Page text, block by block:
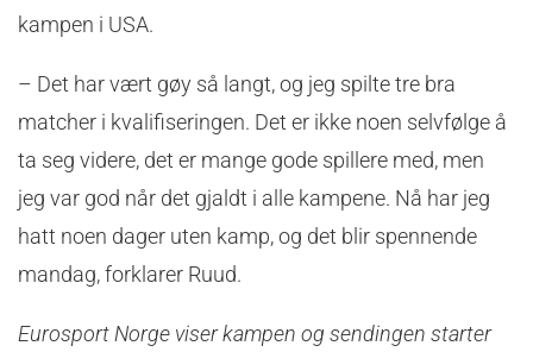
kampen i USA.
– Det har vært gøy så langt, og jeg spilte tre bra
matcher i kvalifiseringen. Det er ikke noen selvfølge å
ta seg videre, det er mange gode spillere med, men
jeg var god når det gjaldt i alle kampene. Nå har jeg
hatt noen dager uten kamp, og det blir spennende
mandag, forklarer Ruud.
Eurosport Norge viser kampen og sendingen starter